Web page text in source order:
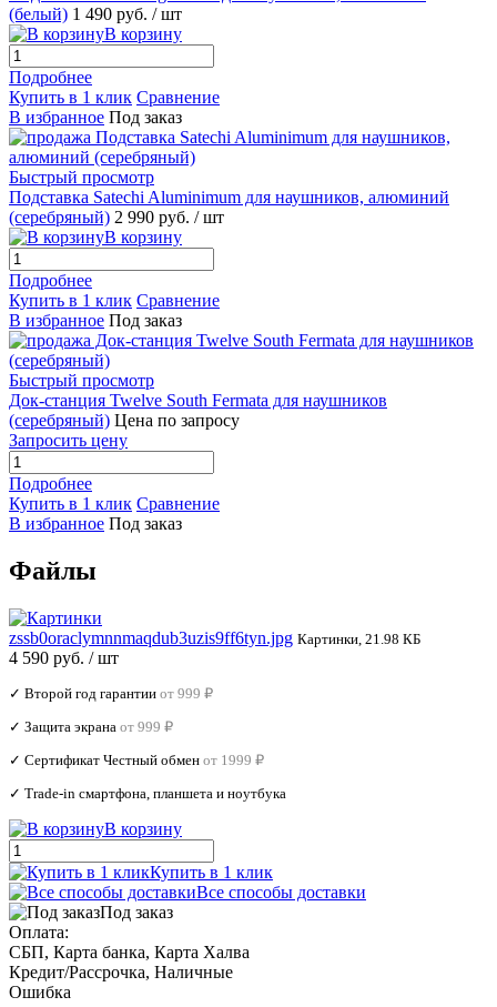
(белый) 1 490 руб. / шт
В корзину
Подробнее
Купить в 1 клик Сравнение
В избранное Под заказ
Быстрый просмотр
Подставка Satechi Aluminimum для наушников, алюминий
(серебряный) 2 990 руб. / шт
В корзину
Подробнее
Купить в 1 клик Сравнение
В избранное Под заказ
Быстрый просмотр
Док-станция Twelve South Fermata для наушников
(серебряный) Цена по запросу
Запросить цену
Подробнее
Купить в 1 клик Сравнение
В избранное Под заказ
Файлы
zssb0oraclymnnmaqdub3uzis9ff6tyn.jpg Картинки, 21.98 КБ
4 590 руб. / шт
✓ Второй год гарантии от 999 ₽
✓ Защита экрана от 999 ₽
✓ Сертификат Честный обмен от 1999 ₽
✓ Trade‑in смартфона, планшета и ноутбука
В корзину
Купить в 1 клик
Все способы доставки
Под заказ
Оплата:
СБП, Карта банка, Карта Халва
Кредит/Рассрочка, Наличные
Ошибка